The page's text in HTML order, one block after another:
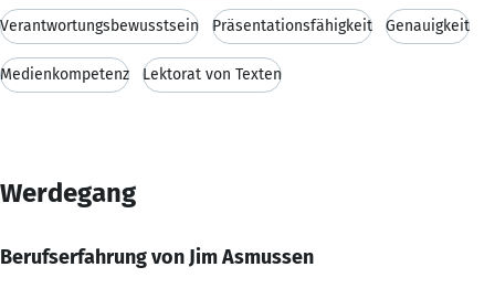
Verantwortungsbewusstsein Präsentationsfähigkeit Genauigkeit
Medienkompetenz Lektorat von Texten
Werdegang
Berufserfahrung von Jim Asmussen